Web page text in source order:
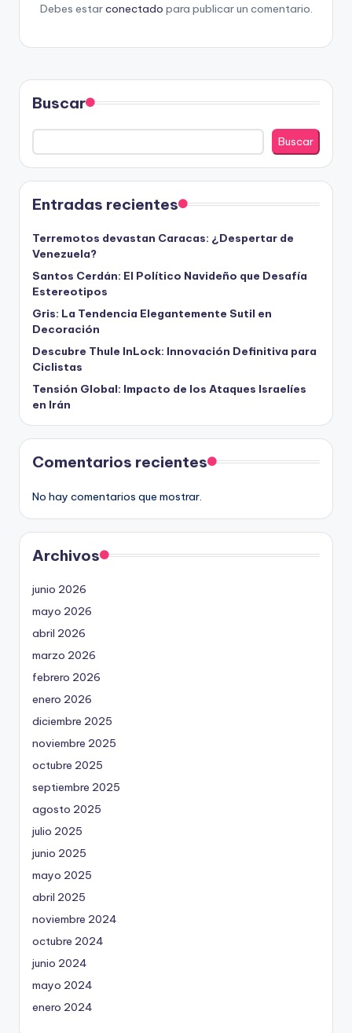
Debes estarconectado para publicar un comentario.
Buscar
Buscar
Entradas recientes
Terremotos devastan Caracas: ¿Despertar de
Venezuela?
Santos Cerdán: El Político Navideño que Desafía
Estereotipos
Gris: La Tendencia Elegantemente Sutil en
Decoración
Descubre Thule InLock: Innovación Definitiva para
Ciclistas
Tensión Global: Impacto de los Ataques Israelíes
en Irán
Comentarios recientes
No hay comentarios que mostrar.
Archivos
junio 2026
mayo 2026
abril 2026
marzo 2026
febrero 2026
enero 2026
diciembre 2025
noviembre 2025
octubre 2025
septiembre 2025
agosto 2025
julio 2025
junio 2025
mayo 2025
abril 2025
noviembre 2024
octubre 2024
junio 2024
mayo 2024
enero 2024